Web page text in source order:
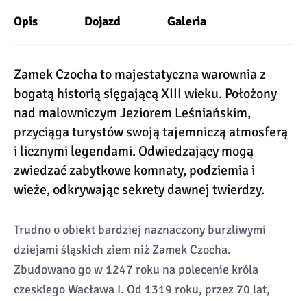
Opis Dojazd Galeria
Zamek Czocha to majestatyczna warownia z
bogatą historią sięgającą XIII wieku. Położony
nad malowniczym Jeziorem Leśniańskim,
przyciąga turystów swoją tajemniczą atmosferą
i licznymi legendami. Odwiedzający mogą
zwiedzać zabytkowe komnaty, podziemia i
wieże, odkrywając sekrety dawnej twierdzy.
Trudno o obiekt bardziej naznaczony burzliwymi
dziejami śląskich ziem niż Zamek Czocha.
Zbudowano go w 1247 roku na polecenie króla
czeskiego Wacława I. Od 1319 roku, przez 70 lat,